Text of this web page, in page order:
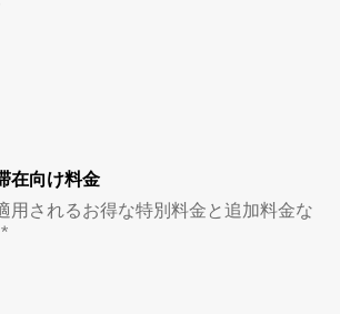
在向け料金
用されるお得な特別料金と追加料金な